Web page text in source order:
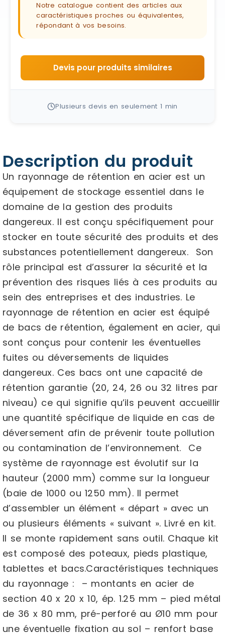
Notre catalogue contient des articles aux
caractéristiques proches ou équivalentes,
répondant à vos besoins.
Devis pour produits similaires
Plusieurs devis en seulement 1 min
Description du produit
Un rayonnage de rétention en acier est un
équipement de stockage essentiel dans le
domaine de la gestion des produits
dangereux. Il est conçu spécifiquement pour
stocker en toute sécurité des produits et des
substances potentiellement dangereux. Son
rôle principal est d’assurer la sécurité et la
prévention des risques liés à ces produits au
sein des entreprises et des industries. Le
rayonnage de rétention en acier est équipé
de bacs de rétention, également en acier, qui
sont conçus pour contenir les éventuelles
fuites ou déversements de liquides
dangereux. Ces bacs ont une capacité de
rétention garantie (20, 24, 26 ou 32 litres par
niveau) ce qui signifie qu’ils peuvent accueillir
une quantité spécifique de liquide en cas de
déversement afin de prévenir toute pollution
ou contamination de l’environnement. Ce
système de rayonnage est évolutif sur la
hauteur (2000 mm) comme sur la longueur
(baie de 1000 ou 1250 mm). Il permet
d’assembler un élément « départ » avec un
ou plusieurs éléments « suivant ». Livré en kit.
Il se monte rapidement sans outil. Chaque kit
est composé des poteaux, pieds plastique,
tablettes et bacs.Caractéristiques techniques
du rayonnage : – montants en acier de
section 40 x 20 x 10, ép. 1.25 mm – pied métal
de 36 x 80 mm, pré-perforé au Ø10 mm pour
une éventuelle fixation au sol – renfort base